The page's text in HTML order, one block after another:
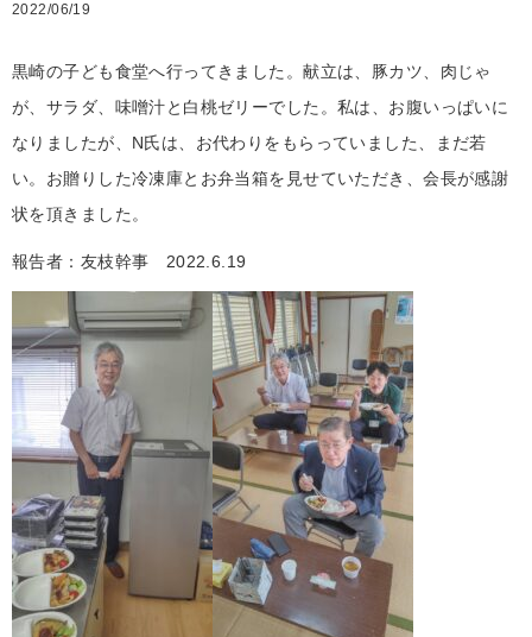
2022/06/19
黒崎の子ども食堂へ行ってきました。献立は、豚カツ、肉じゃ
が、サラダ、味噌汁と白桃ゼリーでした。私は、お腹いっぱいに
なりましたが、N氏は、お代わりをもらっていました、まだ若
い。お贈りした冷凍庫とお弁当箱を見せていただき、会長が感謝
状を頂きました。
報告者：友枝幹事 2022.6.19